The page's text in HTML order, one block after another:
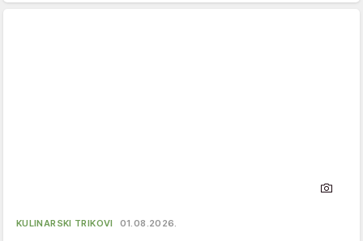
KULINARSKI TRIKOVI 01.08.2026.